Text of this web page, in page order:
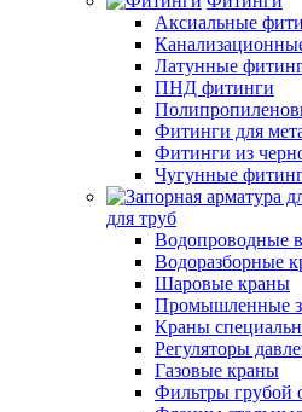
Аксиальные
Латунные
ПНД фитинги
Фитинги для
Фитинги из
Чугунные
для труб
Водопроводные
Водоразборные
Шаровые краны
Промышленные
Краны
Регуляторы
Газовые краны
Фильтры грубой